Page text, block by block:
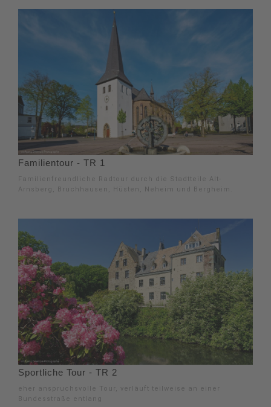
Familientour - TR 1
Familienfreundliche Radtour durch die Stadtteile Alt-
Arnsberg, Bruchhausen, Hüsten, Neheim und Bergheim.
Sportliche Tour - TR 2
eher anspruchsvolle Tour, verläuft teilweise an einer
Bundesstraße entlang